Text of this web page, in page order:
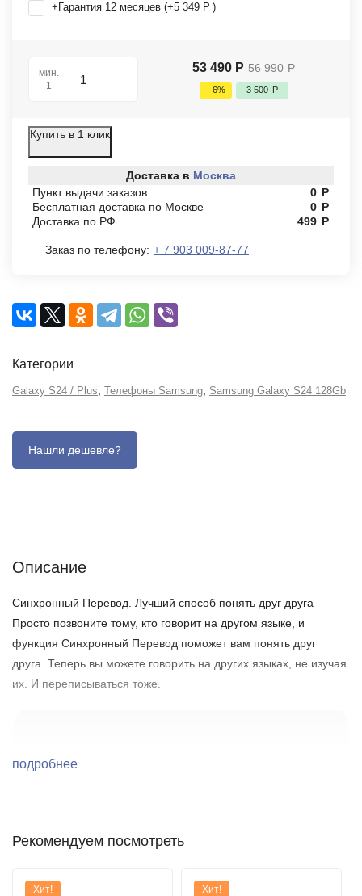
+Гарантия 12 месяцев (+5 349 Р )
мин.
1
53 490 Р 56 990 Р
- 6% 3 500 Р
Купить в 1 клик
Доставка в Москва
Пункт выдачи заказов
0 Р
Бесплатная доставка по Москве
0 Р
Доставка по РФ
499 Р
Заказ по телефону: + 7 903 009-87-77
Категории
Galaxy S24 / Plus Телефоны Samsung Samsung Galaxy S24 128Gb
Описание
Синхронный Перевод. Лучший способ понять друг друга
Просто позвоните тому, кто говорит на другом языке, и
функция Синхронный Перевод поможет вам понять друг
друга. Теперь вы можете говорить на других языках, не изучая
их. И переписываться тоже.
подробнее
Рекомендуем посмотреть
Хит! Хит!